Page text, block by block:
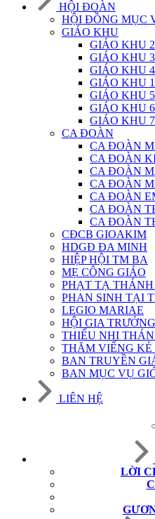
HỘI ĐOÀN
HỘI ĐỒNG MỤC
GIÁO KHU
GIÁO KHU 2
GIÁO KHU 3
GIÁO KHU 4
GIÁO KHU 1
GIÁO KHU 5
GIÁO KHU 6
GIÁO KHU 7
CA ĐOÀN
CA ĐOÀN
CA ĐOÀN
CA ĐOÀN
CA ĐOÀN
CA ĐOÀN
CA ĐOÀN
CA ĐOÀN
CĐCB GIOAKIM
HDGĐ ĐA MINH
HIỆP HỘI TM BA
MẸ CÔNG GIÁO
PHẠT TẠ
PHAN SINH TẠI
LEGIO MARIAE
HỘI GIA TRƯỞNG
THIẾU NHI
THĂM VIẾNG KẺ
BAN TRUYỀN
BAN MỤC VỤ
LIÊN HỆ
LỜI